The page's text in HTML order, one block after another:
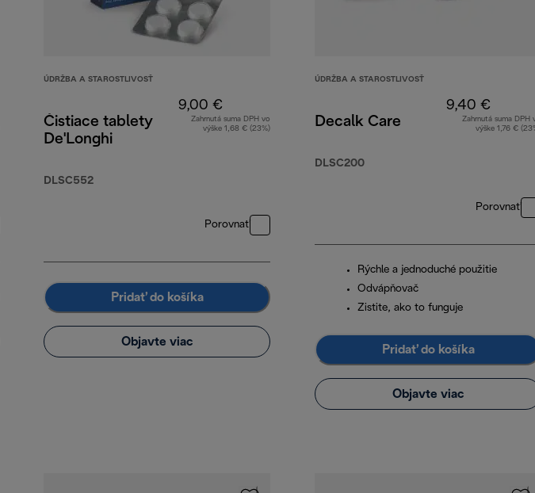
ÚDRŽBA A STAROSTLIVOSŤ
Čistiace tablety
De'Longhi
DLSC552
9,00 €
Zahrnutá suma DPH vo
výške 1,68 € (23%)
Porovnať
Pridať do košíka
Objavte viac
ÚDRŽBA A STAROSTLIVOSŤ
Decalk Care
DLSC200
9,40 €
Zahrnutá suma DPH
výške 1,76 €
Porovnať
Rýchle a jednoduché použitie
Odvápňovač
Zistite, ako to funguje
Pridať do košíka
Objavte viac